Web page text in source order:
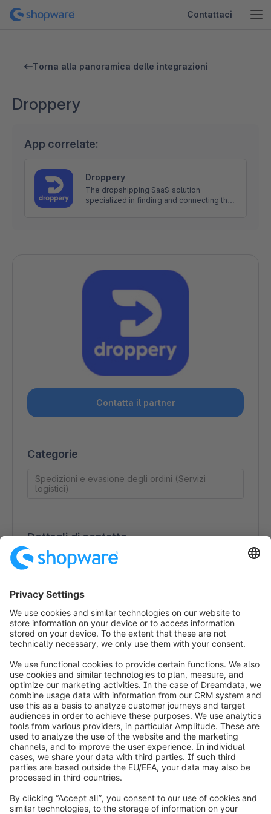
Contattaci
Torna alla panoramica delle integrazioni
Droppery
App correlate:
Droppery
The dropshipping SaaS solution
specialized in finding and connecting the
Contatta il partner
Categorie
Spedizioni e evasione degli ordini (Servizi
logistici)
Dettagli di contatto
Droppery
Vossiusstraat 20 - 2
The Netherlands
+31202101895
https://www.droppery.io
info@shopware.com
Informazioni su Shopware
Prodotti